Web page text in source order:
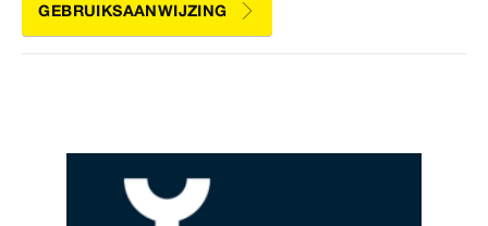
GEBRUIKSAANWIJZING